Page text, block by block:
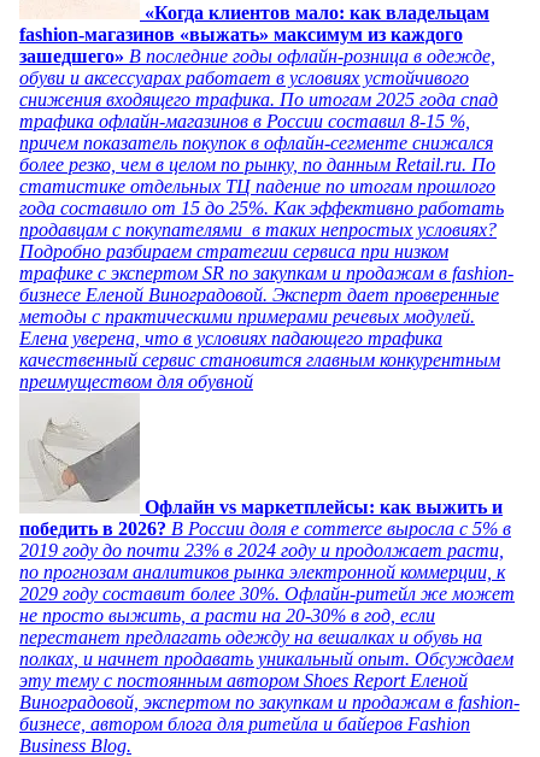
«Когда клиентов мало: как владельцам
fashion-магазинов «выжать» максимум из каждого
зашедшего» В последние годы офлайн-розница в одежде,
обуви и аксессуарах работает в условиях устойчивого
снижения входящего трафика. По итогам 2025 года спад
трафика офлайн-магазинов в России составил 8-15 %,
причем показатель покупок в офлайн-сегменте снижался
более резко, чем в целом по рынку, по данным Retail.ru. По
статистике отдельных ТЦ падение по итогам прошлого
года составило от 15 до 25%. Как эффективно работать
продавцам с покупателями в таких непростых условиях?
Подробно разбираем стратегии сервиса при низком
трафике с экспертом SR по закупкам и продажам в fashion-
бизнесе Еленой Виноградовой. Эксперт дает проверенные
методы с практическими примерами речевых модулей.
Елена уверена, что в условиях падающего трафика
качественный сервис становится главным конкурентным
преимуществом для обувной
Офлайн vs маркетплейсы: как выжить и
победить в 2026? В России доля e commerce выросла с 5% в
2019 году до почти 23% в 2024 году и продолжает расти,
по прогнозам аналитиков рынка электронной коммерции, к
2029 году составит более 30%. Офлайн-ритейл же может
не просто выжить, а расти на 20-30% в год, если
перестанет предлагать одежду на вешалках и обувь на
полках, и начнет продавать уникальный опыт. Обсуждаем
эту тему с постоянным автором Shoes Report Еленой
Виноградовой, экспертом по закупкам и продажам в fashion-
бизнесе, автором блога для ритейла и байеров Fashion
Business Blog.